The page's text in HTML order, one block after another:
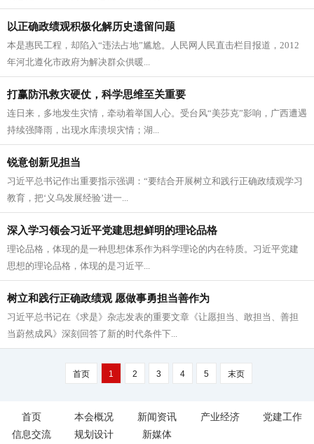
以正确政绩观积极化解历史遗留问题
本是惠民工程，却陷入“违法占地”尴尬。人民网人民直击栏目报道，2012
年河北遵化市政府为解决群众供暖...
打赢防汛救灾硬仗，科学思维至关重要
连日来，多地发生灾情，牵动着举国人心。受台风“美莎克”影响，广西遭遇
持续强降雨，出现水库溃坝灾情；湖...
锐意创新见担当
习近平总书记作出重要指示强调：“要结合开展树立和践行正确政绩观学习
教育，把‘义乌发展经验’进一...
深入学习领会习近平党建思想鲜明的理论品格
理论品格，体现的是一种思想体系作为科学理论的内在特质。习近平党建
思想的理论品格，体现的是习近平...
树立和践行正确政绩观 愿做事勇担当善作为
习近平总书记在《求是》杂志发表的重要文章《让愿担当、敢担当、善担
当蔚然成风》深刻回答了新的时代条件下...
首页 1 2 3 4 5 末页
首页 本会概况 新闻资讯 产业经济
党建工作
信息交流
规划设计 新媒体